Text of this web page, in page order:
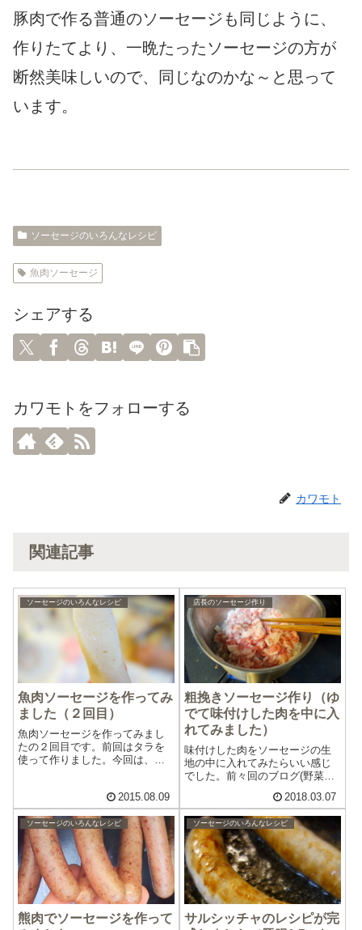
豚肉で作る普通のソーセージも同じように、
作りたてより、一晩たったソーセージの方が
断然美味しいので、同じなのかな～と思って
います。
ソーセージのいろんなレシピ
魚肉ソーセージ
シェアする
カワモトをフォローする
カワモト
関連記事
ソーセージのいろんなレシピ
魚肉ソーセージを作ってみ
ました（２回目）
魚肉ソーセージを作ってみまし
たの２回目です。前回はタラを
使って作りました。今回は、市
れて作ってみることにしまし
た。魚（パンガシウス） 300g
塩 10g砂糖 20gスパイス（マ
イスター...
2015.08.09
店長のソーセージ作り
粗挽きソーセージ作り（ゆ
でて味付けした肉を中に入
れてみました）
味付けした肉をソーセージの生
地の中に入れてみたらいい感じ
でした。前々回のブログ(野菜入
（２回目）)でミックスベジタブ
ルをあらかじめ味付けをしてソ
ーセージの生地と混ぜたら新し
い味の発見がありました。そこ
で大きめに切...
2018.03.07
ソーセージのいろんなレシピ
熊肉でソーセージを作って
ソーセージのいろんなレシピ
サルシッチャのレシピが完